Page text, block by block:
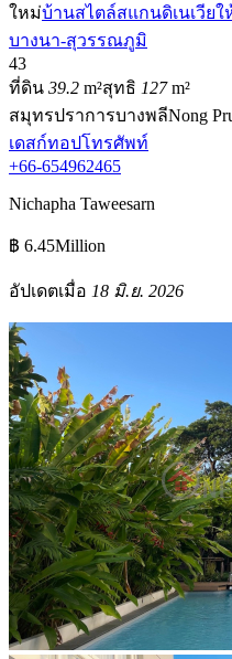
ใหม่บ้านสไตล์สแกนดิเนเวียใ
บางนา-สุวรรณภูมิ
43
ที่ดิน 39.2 m²สุทธิ 127m²
สมุทรปราการบางพลีNong
เดสก์ทอปโทรศัพท์
+66-654962465
Nichapha Taweesarn
฿ 6.45Million
อัปเดตเมื่อ 18 มิ.ย. 2026